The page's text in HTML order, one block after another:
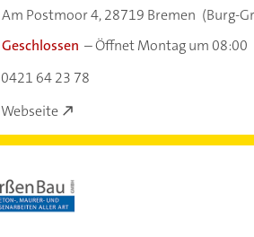
Am Postmoor 4,28719 Bremen (Burg-
Geschlossen –Öffnet Montag um 08:00
0421 64 23 78
Webseite